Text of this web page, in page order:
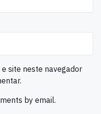
site neste navegador
by email.